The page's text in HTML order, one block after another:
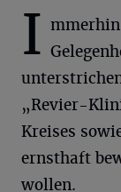
I
„Revier-
Kreises
ernsthaft
wollen.